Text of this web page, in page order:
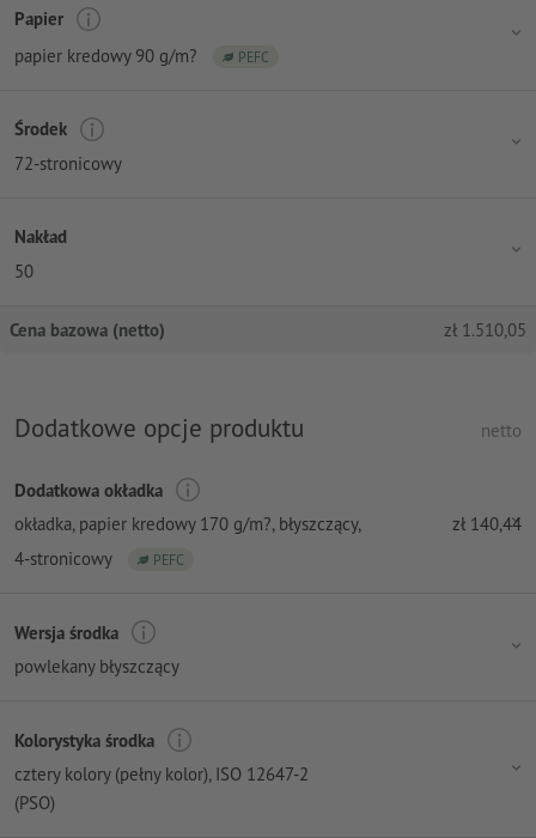
Papier
papier kredowy 90 g/m?
PEFC
Środek
72-stronicowy
Nakład
50
Cena bazowa (netto) zł 1.510,05
Dodatkowe opcje produktu netto
Dodatkowa okładka
okładka, papier kredowy 170 g/m?, błyszczący,
4-stronicowy
PEFC
zł 140,44
Wersja środka
powlekany błyszczący
Kolorystyka środka
cztery kolory (pełny kolor), ISO 12647-2
(PSO)